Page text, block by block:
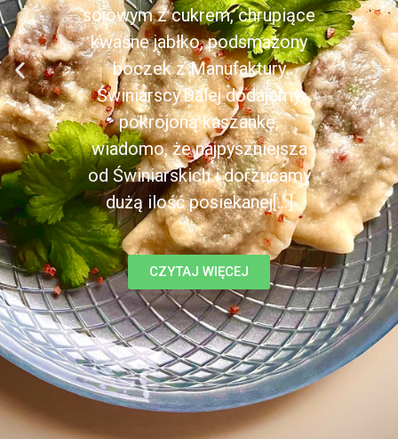
sojowym z cukrem, chrupiące
kwaśne jabłko, podsmażony
boczek z Manufaktury
Świniarscy.Dalej dodajemy
pokrojoną kaszankę,
wiadomo, że najpyszniejsza
od Świniarskich i dorzucamy
dużą ilość posiekanej[...]
CZYTAJ WIĘCEJ